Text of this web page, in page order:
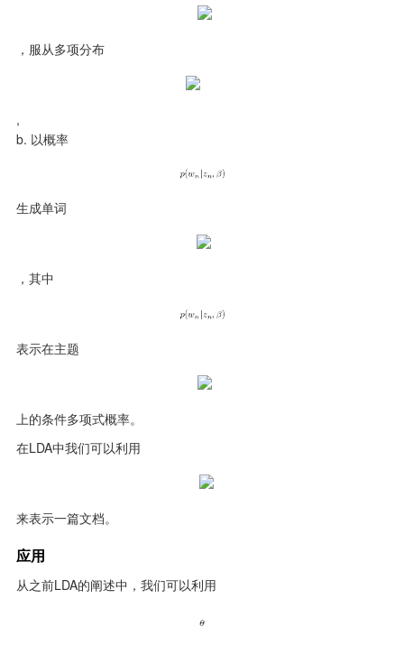
，服从多项分布
,
b. 以概率
生成单词
，其中
表示在主题
上的条件多项式概率。
在LDA中我们可以利用
来表示一篇文档。
应用
从之前LDA的阐述中，我们可以利用